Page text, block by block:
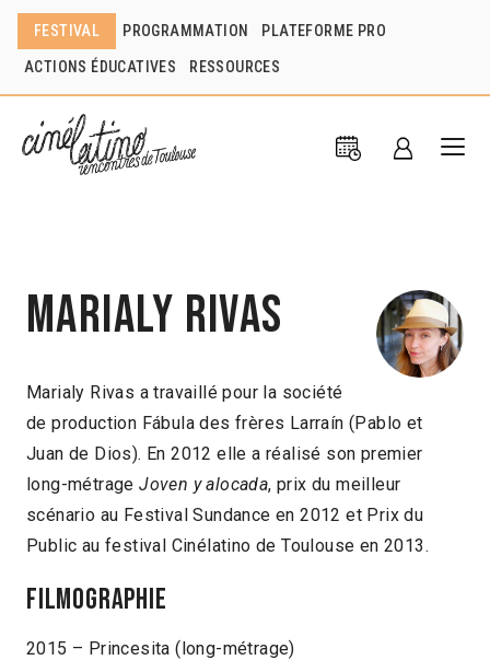
FESTIVAL PROGRAMMATION PLATEFORME PRO
ACTIONS ÉDUCATIVES RESSOURCES
Marialy Rivas
Marialy Rivas a travaillé pour la société
de production Fábula des frères Larraín (Pablo et
Juan de Dios). En 2012 elle a réalisé son premier
long-métrageJoven y alocada, prix du meilleur
scénario au Festival Sundance en 2012 et Prix du
Public au festival Cinélatino de Toulouse en 2013.
Filmographie
2015 – Princesita (long-métrage)